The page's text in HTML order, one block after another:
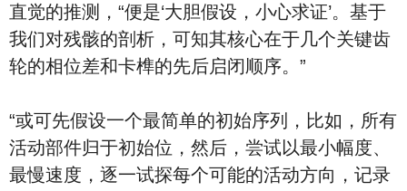
直觉的推测，“便是‘大胆假设，小心求证’。基于
我们对残骸的剖析，可知其核心在于几个关键齿
轮的相位差和卡榫的先后启闭顺序。”
“或可先假设一个最简单的初始序列，比如，所有
活动部件归于初始位，然后，尝试以最小幅度、
最慢速度，逐一试探每个可能的活动方向，记录